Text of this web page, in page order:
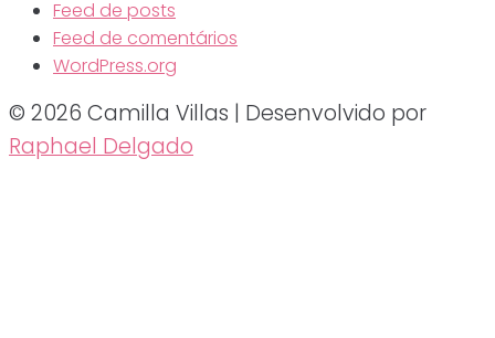
Feed de posts
Feed de comentários
WordPress.org
© 2026 Camilla Villas | Desenvolvido por
Raphael Delgado